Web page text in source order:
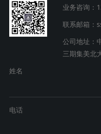
业务咨询：
联系邮箱：
公司地址：
三期集美北
姓名
电话